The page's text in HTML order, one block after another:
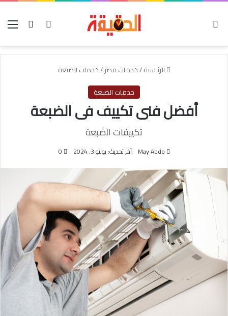
بحث عنتسجيل
الرئيسية/خدمات مصر/خدمات الضبعة
خدمات الضبعة
أفضل فنى تكييف فى الضبعة
تكييفات الضبعة
May Abdo آخر تحديث: يوليو 3, 2024 0